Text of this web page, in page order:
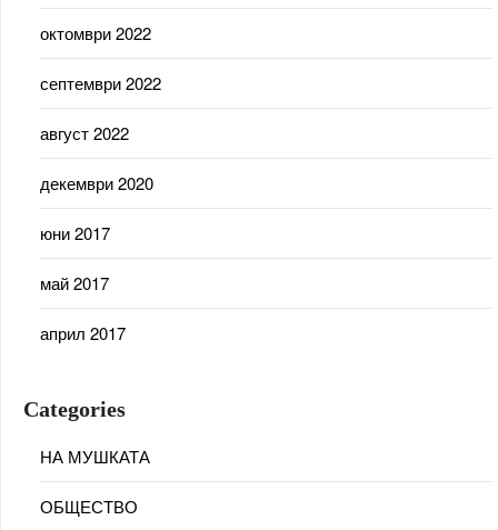
октомври 2022
септември 2022
август 2022
декември 2020
юни 2017
май 2017
април 2017
Categories
НА МУШКАТА
ОБЩЕСТВО